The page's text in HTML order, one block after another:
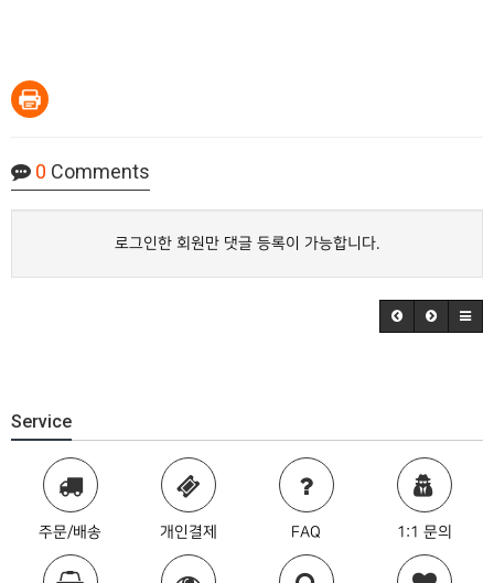
0 Comments
로그인한 회원만 댓글 등록이 가능합니다.
Service
주문/배송 개인결제 FAQ 1:1 문의